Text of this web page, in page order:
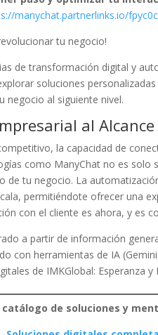
manychat.partnerlinks.io/
tu negocio!
de transformación digital y
soluciones
negocio al siguiente nivel.
al
la capacidad de
como ManyChat no es solo
de tu negocio. La
permitiéndote ofrecer una
con el cliente es ahora, y es
a partir de información
con herramientas de IA
de IMKGlobal: Esperanza y
catálogo de soluciones y